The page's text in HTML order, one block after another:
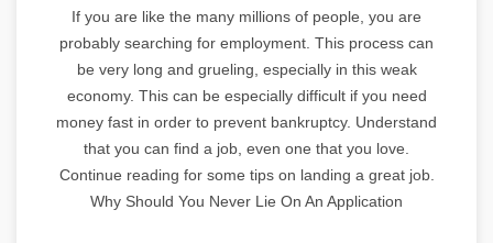
If you are like the many millions of people, you are
probably searching for employment. This process can
be very long and grueling, especially in this weak
economy. This can be especially difficult if you need
money fast in order to prevent bankruptcy. Understand
that you can find a job, even one that you love.
Continue reading for some tips on landing a great job.
Why Should You Never Lie On An Application